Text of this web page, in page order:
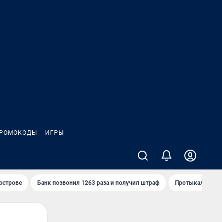
ИГРЫ
Банк позвонил 1263 раза и получил штраф Протыкал